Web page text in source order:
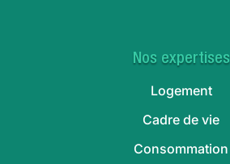
Nos expertises
Logement
Cadre de vie
Consommation